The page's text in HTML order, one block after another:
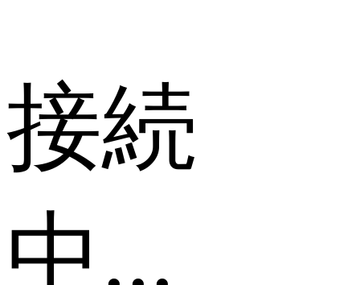
接続
中...